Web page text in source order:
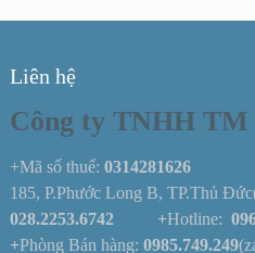
Liên hệ
Công ty TNHH TM
+Mã số thuế:
185, P.Phước Long B, TP.Thủ
028.2253.6742 +Hotline:
+Phòng Bán hàng: 0985.749.249